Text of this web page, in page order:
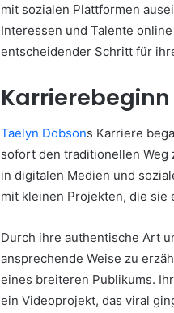
mit sozialen Plattformen
Interessen und Talente
entscheidender Schritt für
Taelyn Dobsons Karriere
sofort den traditionellen Weg
in digitalen Medien und
mit kleinen Projekten, die
Durch ihre authentische Art
ansprechende Weise zu
eines breiteren Publikums.
ein Videoprojekt, das viral